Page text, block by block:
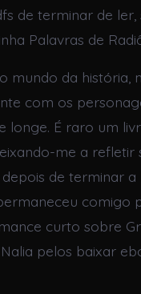
de terminar de ler,
Palavras de
mundo da
com os
longe. É raro um
me a
de terminar
comigo
curto sobre
pelos baixar